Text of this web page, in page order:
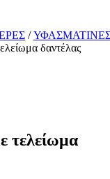
/
δαντέλας
τελείωμα